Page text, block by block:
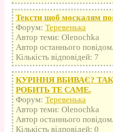
Тексти щоб москалям
Форум: Теревенька
Автор теми: Olenochka
Автор останнього
Кількість відповідей: 7
КУРІННЯ ВБИВАЄ?
РОБИТЬ ТЕ САМЕ.
Форум: Теревенька
Автор теми: Olenochka
Автор останнього
Кількість відповідей: 0